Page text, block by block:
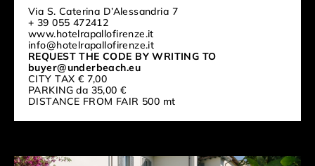
Via S. Caterina D’Alessandria 7
+ 39 055 472412
www.hotelrapallofirenze.it
info@hotelrapallofirenze.it
REQUEST THE CODE BY WRITING TO
buyer@underbeach.eu
CITY TAX € 7,00
PARKING da 35,00 €
DISTANCE FROM FAIR 500 mt